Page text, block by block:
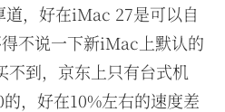
道，好在iMac 27是可以自
不说一下新iMac上默认的
到，京东上只有台式机
，好在10%左右的速度差